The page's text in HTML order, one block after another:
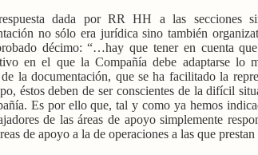
dada por RR HH a las secciones
no sólo era jurídica sino también
décimo: “…hay que tener en cuenta
en el que la Compañía debe adaptarse lo
la documentación, que se ha facilitado la
éstos deben de ser conscientes de la difícil
Es por ello que, tal y como ya hemos
de las áreas de apoyo simplemente
de apoyo a la de operaciones a las que